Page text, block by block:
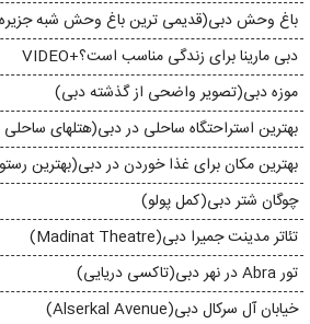
باغ وحش دبی(قدیمی ترین باغ وحش شبه
دبی مارینا برای زندگی مناسب است؟+VIDEO
موزه دبی(تصویر واضحی از گذشته دبی)
بهترین استراحتگاه ساحلی در دبی(هتلهای
بهترین مکان برای غذا خوردن در دبی(بهترین
چوگان شتر دبی(کمل پولو)
تئاتر مدینت جمیرا دبی(Madinat Theatre)
تور Abra در نهر دبی(تاکسی دریایی)
خیابان آل سرکال دبی(Alserkal Avenue)